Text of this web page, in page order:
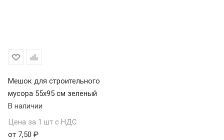
Мешок для строительного
мусора 55х95 см зеленый
В наличии
Цена за 1 шт с НДС
от 7,50 ₽